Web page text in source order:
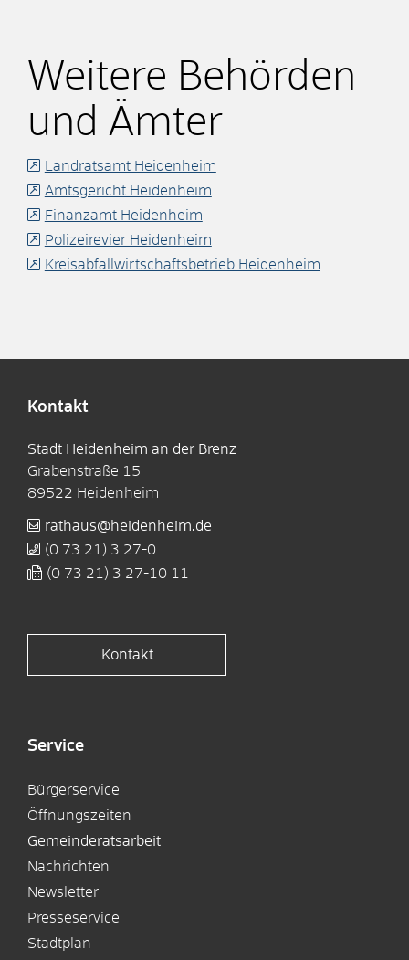
Weitere Behörden
und Ämter
Landratsamt Heidenheim
Amtsgericht Heidenheim
Finanzamt Heidenheim
Polizeirevier Heidenheim
Kreisabfallwirtschaftsbetrieb Heidenheim
Kontakt
Stadt Heidenheim an der Brenz
Grabenstraße 15
89522 Heidenheim
rathaus@heidenheim.de
(0 73 21) 3 27-0
(0 73 21) 3 27-10 11
Kontakt
Service
Bürgerservice
Öffnungszeiten
Gemeinderatsarbeit
Nachrichten
Newsletter
Presseservice
Stadtplan